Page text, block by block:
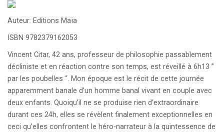
Auteur: Editions Maïa
ISBN 9782379162053
Vincent Citar, 42 ans, professeur de philosophie passablement
décliniste et en réaction contre son temps, est réveillé à 6h13 ”
par les poubelles “. Mon époque est le récit de cette journée
apparemment banale d’un homme banal vivant en couple avec
deux enfants. Quoiqu’il ne se produise rien d’extraordinaire
durant ces 24h, elles se révèlent finalement exceptionnelles en
ceci qu’elles confrontent le héro-narrateur à la quintessence de